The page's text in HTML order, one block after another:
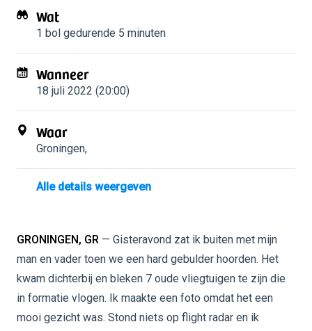
Wat
1 bol gedurende 5 minuten
Wanneer
18 juli 2022 (20:00)
Waar
Groningen,
Alle details weergeven
GRONINGEN, GR — Gisteravond zat ik buiten met mijn
man en vader toen we een hard gebulder hoorden. Het
kwam dichterbij en bleken 7 oude vliegtuigen te zijn die
in formatie vlogen. Ik maakte een foto omdat het een
mooi gezicht was. Stond niets op flight radar en ik